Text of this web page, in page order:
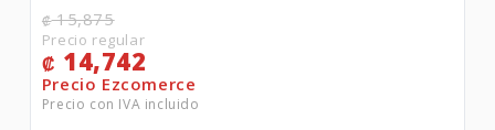
₡15,875
₡ 14,742